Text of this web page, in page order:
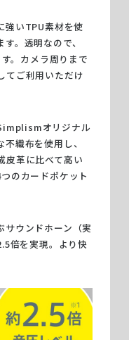
強いTPU素材を使
。透明なので、
。カメラ周りまで
てご利用いただけ
オリジナル
織布を使用し、
皮革に比べて高い
のカードポケット
サウンドホーン（実
倍を実現。より快